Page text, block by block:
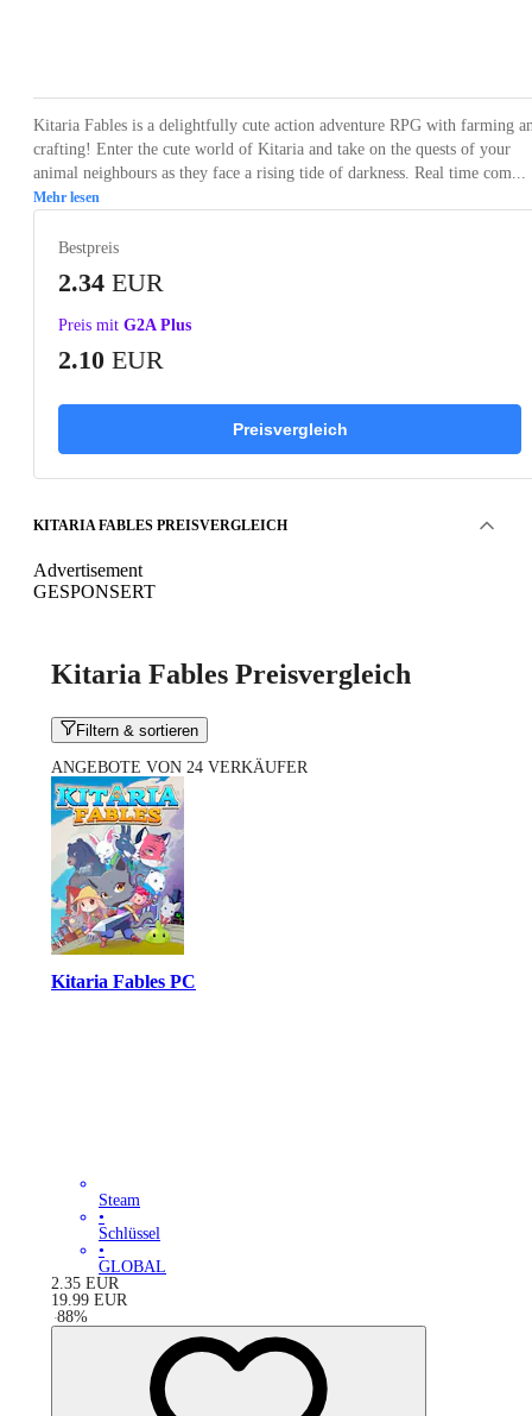
Kitaria Fables is a delightfully cute action adventure RPG with farming
crafting! Enter the cute world of Kitaria and take on the quests of your
animal neighbours as they face a rising tide of darkness. Real time com...
Mehr lesen
Bestpreis
2.34 EUR
Preis mit G2A Plus
2.10 EUR
Preisvergleich
KITARIA FABLES PREISVERGLEICH
Advertisement
GESPONSERT
Kitaria Fables Preisvergleich
Filtern & sortieren
ANGEBOTE VON 24 VERKÄUFER
Kitaria Fables PC
Steam
•
Schlüssel
•
GLOBAL
2.35 EUR
19.99 EUR
-88%